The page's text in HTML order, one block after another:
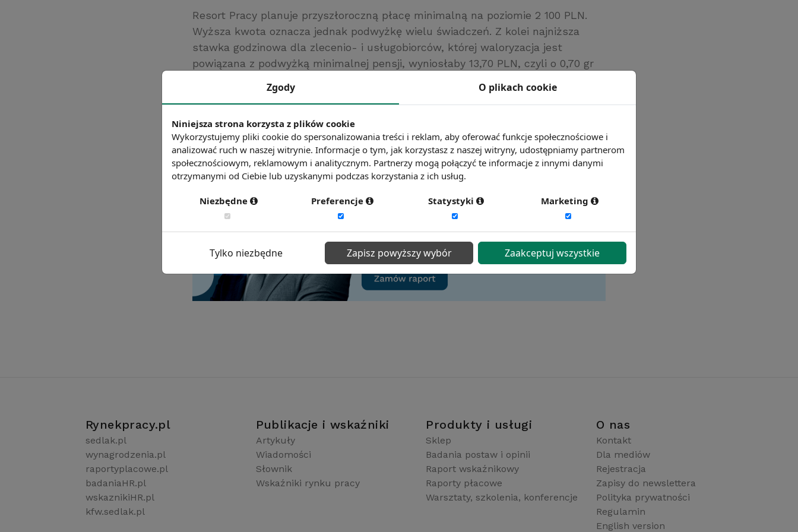
Resort Pracy planuje przyszłoroczną płacę minimalną na poziomie 2 100 PLN.
Wyższa kwota oznacza jednak podwyżkę wielu świadczeń. Z kolei najniższa
stawka godzinowa dla zlecenio- i usługobiorców, której waloryzacja jest
powiązana z podwyżką minimalnej pensji, wyniosłaby 13,70 PLN, czyli o 0,70 gr
Źródło: http://praca.gazetaprawna.pl/
Rynekpracy.pl
sedlak.pl
wynagrodzenia.pl
raportyplacowe.pl
badaniaHR.pl
wskaznikiHR.pl
kfw.sedlak.pl
Publikacje i wskaźniki
Artykuły
Wiadomości
Słownik
Wskaźniki rynku pracy
Produkty i usługi
Sklep
Badania postaw i opinii
Raport wskaźnikowy
Raporty płacowe
Warsztaty, szkolenia, konferencje
O nas
Kontakt
Dla mediów
Rejestracja
Zapisy do newslettera
Polityka prywatności
Regulamin
English version
Zgody O plikach cookie
Niniejsza strona korzysta z plików cookie
Wykorzystujemy pliki cookie do spersonalizowania treści i reklam, aby oferować funkcje społecznościowe i
analizować ruch w naszej witrynie. Informacje o tym, jak korzystasz z naszej witryny, udostępniamy partnerom
społecznościowym, reklamowym i analitycznym. Partnerzy mogą połączyć te informacje z innymi danymi
otrzymanymi od Ciebie lub uzyskanymi podczas korzystania z ich usług.
Niezbędne Preferencje Statystyki Marketing
Tylko niezbędne Zapisz powyższy wybór Zaakceptuj wszystkie